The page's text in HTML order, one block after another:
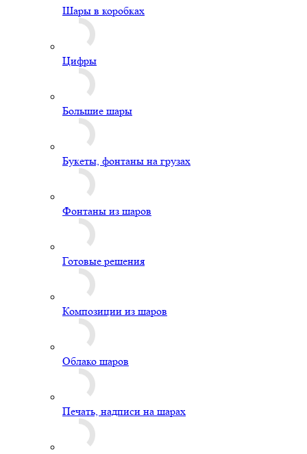
Шары в коробках
Цифры
Большие шары
Букеты, фонтаны на грузах
Фонтаны из шаров
Готовые решения
Композиции из шаров
Облако шаров
Печать, надписи на шарах